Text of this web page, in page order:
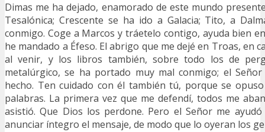
Dimas me ha dejado, enamorado de este mundo
Tesalónica; Crescente se ha ido a Galacia; Tito, a
conmigo. Coge a Marcos y tráetelo contigo, ayuda bien
he mandado a Éfeso. El abrigo que me dejé en Troas, en
al venir, y los libros también, sobre todo los de
metalúrgico, se ha portado muy mal conmigo; el
hecho. Ten cuidado con él también tú, porque se
palabras. La primera vez que me defendí, todos me
asistió. Que Dios los perdone. Pero el Señor me
anunciar íntegro el mensaje, de modo que lo oyeran los